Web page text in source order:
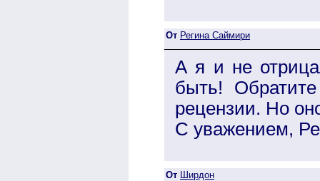
От Регина Саймири
А я и не
быть!
рецензии. Но
С уважением,
От Ширдон